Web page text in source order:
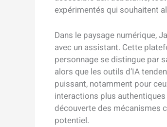
expérimentés qui souhaitent
Dans le paysage numérique,
avec un assistant. Cette
personnage se distingue par
alors que les outils d’IA
puissant, notamment pour
interactions plus
découverte des mécanismes
potentiel.